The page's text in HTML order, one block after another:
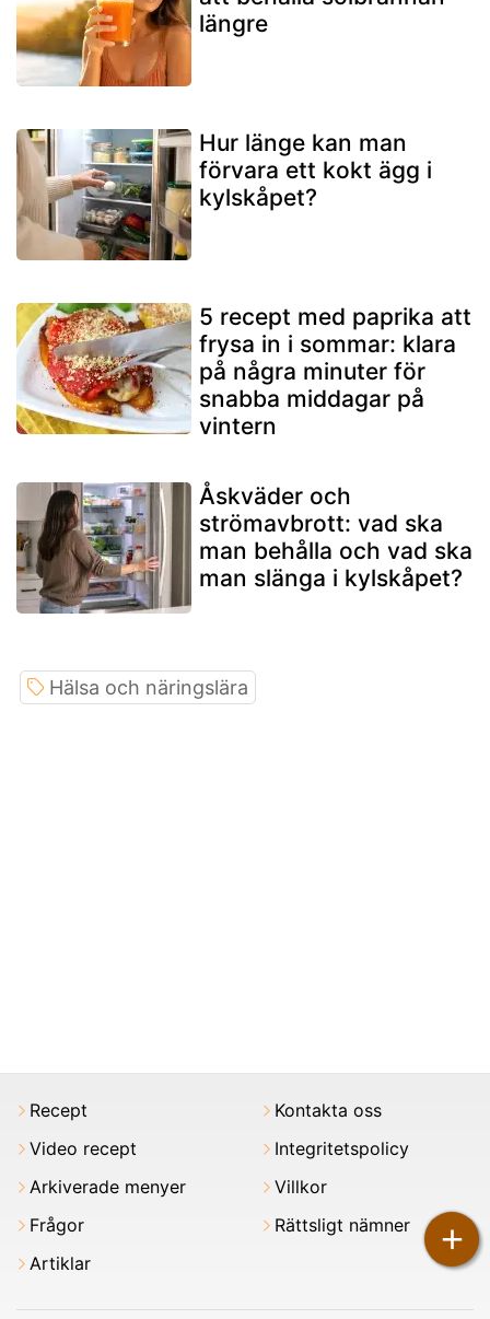
längre
Hur länge kan man
förvara ett kokt ägg i
kylskåpet?
5 recept med paprika att
frysa in i sommar: klara
på några minuter för
snabba middagar på
vintern
Åskväder och
strömavbrott: vad ska
man behålla och vad ska
man slänga i kylskåpet?
+
Hälsa och näringslära
Recept
Video recept
Arkiverade menyer
Frågor
Artiklar
Kontakta oss
Integritetspolicy
Villkor
Rättsligt nämner